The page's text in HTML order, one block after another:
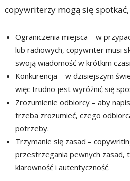
copywriterzy mogą się
Ograniczenia miejsca – w
lub radiowych, copywriter musi
swoją wiadomość w krótkim
Konkurencja – w dzisiejszym
więc trudno jest wyróżnić się
Zrozumienie odbiorcy – aby
trzeba zrozumieć, czego
potrzeby.
Trzymanie się zasad –
przestrzegania pewnych zasad,
klarowność i autentyczność.